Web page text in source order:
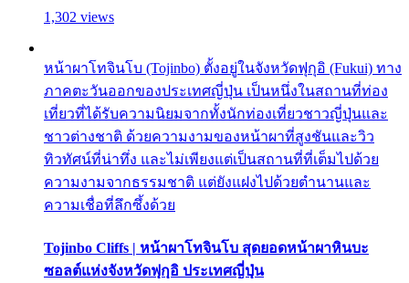
1,302 views
หน้าผาโทจินโบ (Tojinbo) ตั้งอยู่ในจังหวัดฟุกุอิ (Fukui) ทาง
ภาคตะวันออกของประเทศญี่ปุ่น เป็นหนึ่งในสถานที่ท่อง
เที่ยวที่ได้รับความนิยมจากทั้งนักท่องเที่ยวชาวญี่ปุ่นและ
ชาวต่างชาติ ด้วยความงามของหน้าผาที่สูงชันและวิว
ทิวทัศน์ที่น่าทึ่ง และไม่เพียงแต่เป็นสถานที่ที่เต็มไปด้วย
ความงามจากธรรมชาติ แต่ยังแฝงไปด้วยตำนานและ
ความเชื่อที่ลึกซึ้งด้วย
Tojinbo Cliffs | หน้าผาโทจินโบ สุดยอดหน้าผาหินบะ
ซอลต์แห่งจังหวัดฟุกุอิ ประเทศญี่ปุ่น